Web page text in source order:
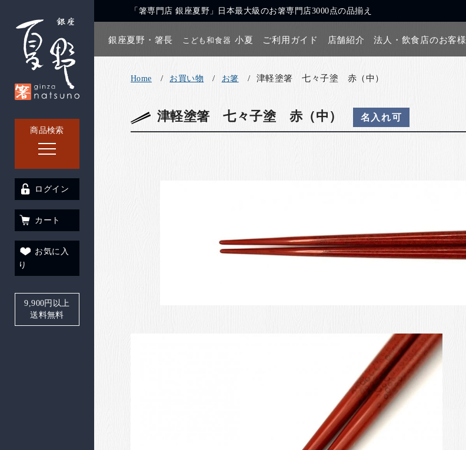
商品検索
「箸専門店 銀座夏野」日本最大級のお箸専門店3000点の品揃え
銀座夏野・箸長 こども和食器 小夏 ご利用ガイド 店舗紹介 法人・飲食店のお客様
ログイン
カート
お気に入
り
9,900円以上
送料無料
Home お買い物 お箸 津軽塗箸 七々子塗 赤（中）
津軽塗箸 七々子塗 赤（中） 名入れ可